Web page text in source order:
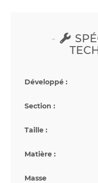
Développé :
Section :
Taille :
Matière :
Masse